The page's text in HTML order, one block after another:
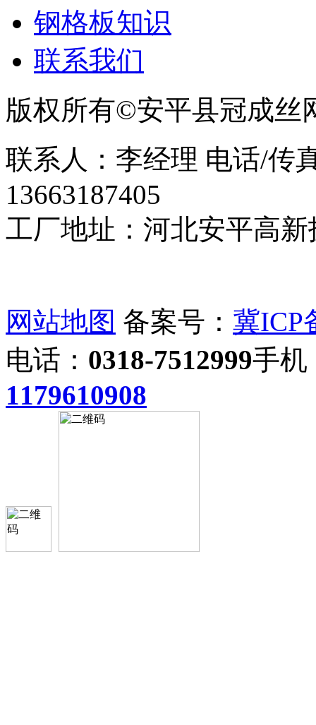
钢格板知识
联系我们
版权所有©安平县冠成丝
联系人：李经理 电话/传
13663187405
工厂地址：河北安平高
网站地图 备案号： 冀ICP
电话： 0318-7512999手机
1179610908